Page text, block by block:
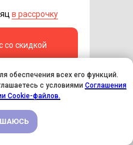
в рассрочку
со скидкой
СКИДКИ НА ОБУЧЕНИЕ!
обеспечения всех его функций.
с условиями Соглашения
Cookie-файлов.